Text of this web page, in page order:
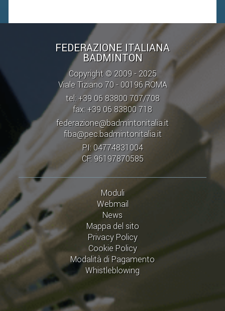
FEDERAZIONE ITALIANA
BADMINTON
Copyright © 2009 - 2025
Viale Tiziano 70 - 00196 ROMA
tel: +39 06 83800 707/708
fax: +39 06 83800 718
federazione@badmintonitalia.it
fiba@pec.badmintonitalia.it
PI: 04774831004
CF: 96197870585
Moduli
Webmail
News
Mappa del sito
Privacy Policy
Cookie Policy
Modalità di Pagamento
Whistleblowing